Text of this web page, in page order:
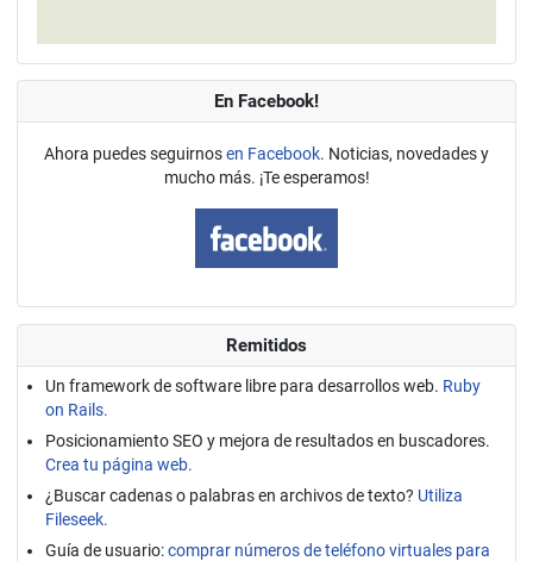
En Facebook!
Ahora puedes seguirnosen Facebook. Noticias, novedades y
mucho más. ¡Te esperamos!
Remitidos
Un framework de software libre para desarrollos web. Ruby
on Rails.
Posicionamiento SEO y mejora de resultados en buscadores.
Crea tu página web.
¿Buscar cadenas o palabras en archivos de texto? Utiliza
Fileseek.
Guía de usuario:comprar números de teléfono virtuales para